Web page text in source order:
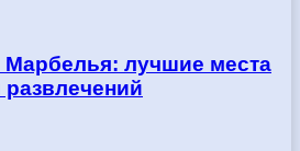
Марбелья: лучшие места